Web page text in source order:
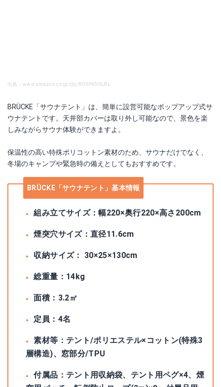
出典：www.amazon.co.jp/dp/B09P4SHL8L
BRÜCKE「サウナテント」は、簡単に設営可能なポップアップ式サ
ウナテントです。天井部カバーは取り外し可能なので、景色を楽
しみながらサウナ体験ができますよ。
保温性の高い特殊ポリコットン素材のため、サウナだけでなく、
冬場のキャンプや緊急時の備えとしてもおすすめです。
BRÜCKE「サウナテント」基本情報
組み立てサイズ：幅220×奥行220×高さ200cm
煙突穴サイズ：直径11.6cm
収納サイズ： 30×25×130cm
総重量：14kg
面積：3.2㎡
定員：4名
素材等：テント/ポリエステル×コットン(特殊3
層構造)、窓部分/TPU
付属品：テント用収納袋、テント用ペグ×4、煙